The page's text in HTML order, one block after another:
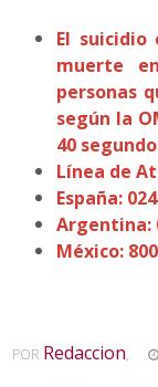
El suicidio
muerte
personas
según la
40
Línea de
España: 024
Argentina:
México:
POR Redaccion,